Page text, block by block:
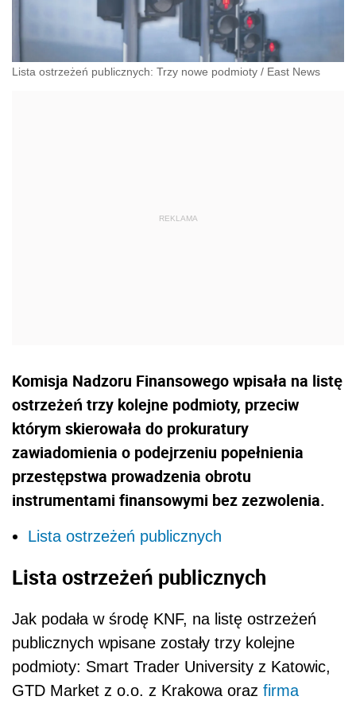
Lista ostrzeżeń publicznych: Trzy nowe podmioty / East News
Komisja Nadzoru Finansowego wpisała na listę
ostrzeżeń trzy kolejne podmioty, przeciw
którym skierowała do prokuratury
zawiadomienia o podejrzeniu popełnienia
przestępstwa prowadzenia obrotu
instrumentami finansowymi bez zezwolenia.
Lista ostrzeżeń publicznych
Lista ostrzeżeń publicznych
Jak podała w środę KNF, na listę ostrzeżeń
publicznych wpisane zostały trzy kolejne
podmioty: Smart Trader University z Katowic,
GTD Market z o.o. z Krakowa oraz firma